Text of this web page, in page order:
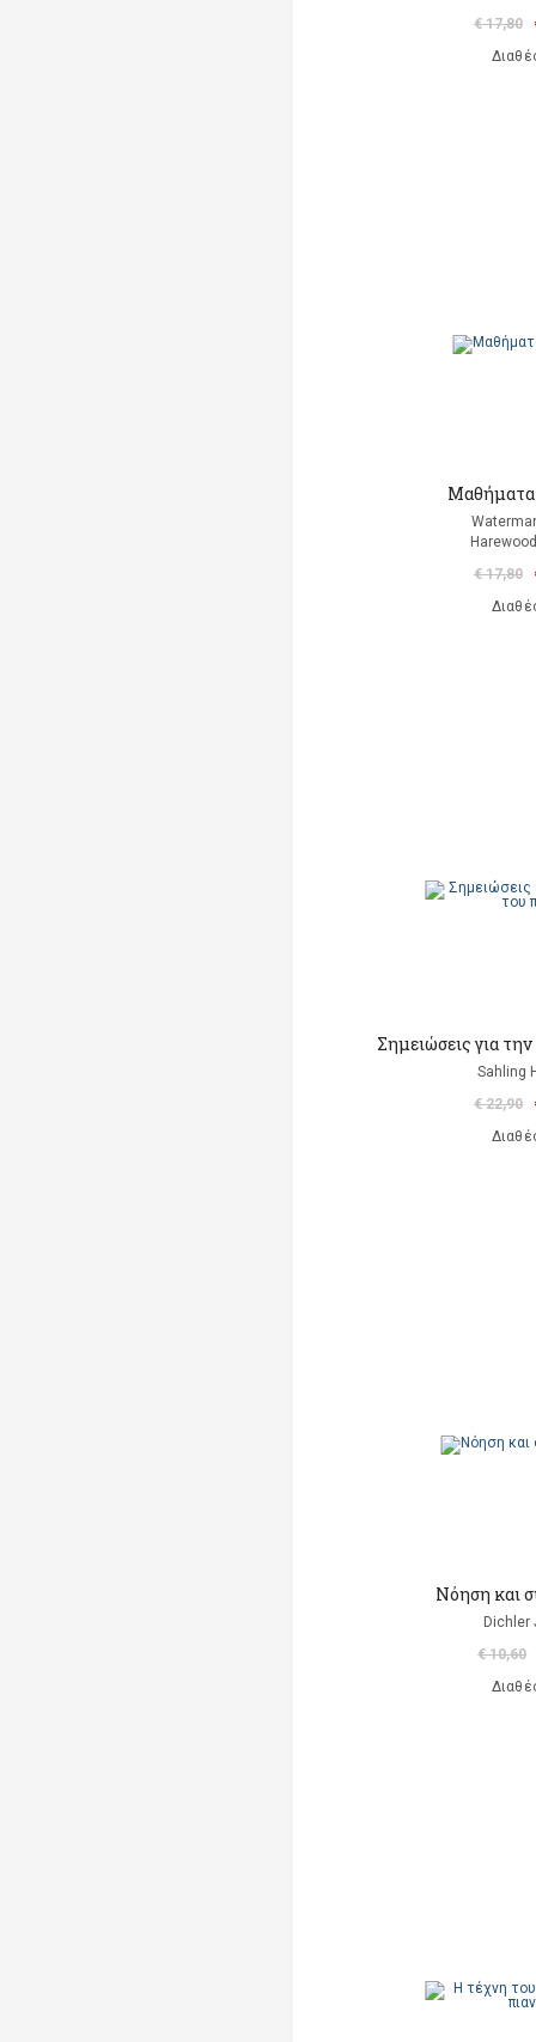
€ 17,80
Μαθήματα
€ 17,80
Σημειώσεις για
Sahling
€ 22,90
Νόηση και
Dichler
€ 10,60